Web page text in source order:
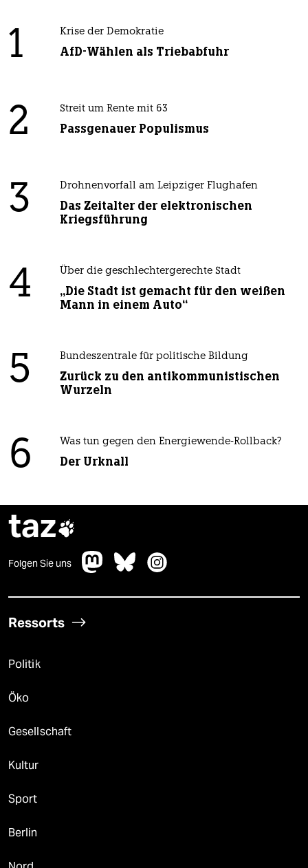
1 Krise der Demokratie
AfD-Wählen als Triebabfuhr
2 Streit um Rente mit 63
Passgenauer Populismus
3 Drohnenvorfall am Leipziger Flughafen
Das Zeitalter der elektronischen
Kriegsführung
4 Über die geschlechtergerechte Stadt
„Die Stadt ist gemacht für den weißen
Mann in einem Auto“
5 Bundeszentrale für politische Bildung
Zurück zu den antikommunistischen
Wurzeln
6 Was tun gegen den Energiewende-Rollback?
Der Urknall
taz
Folgen Sie uns
Ressorts
Politik
Öko
Gesellschaft
Kultur
Sport
Berlin